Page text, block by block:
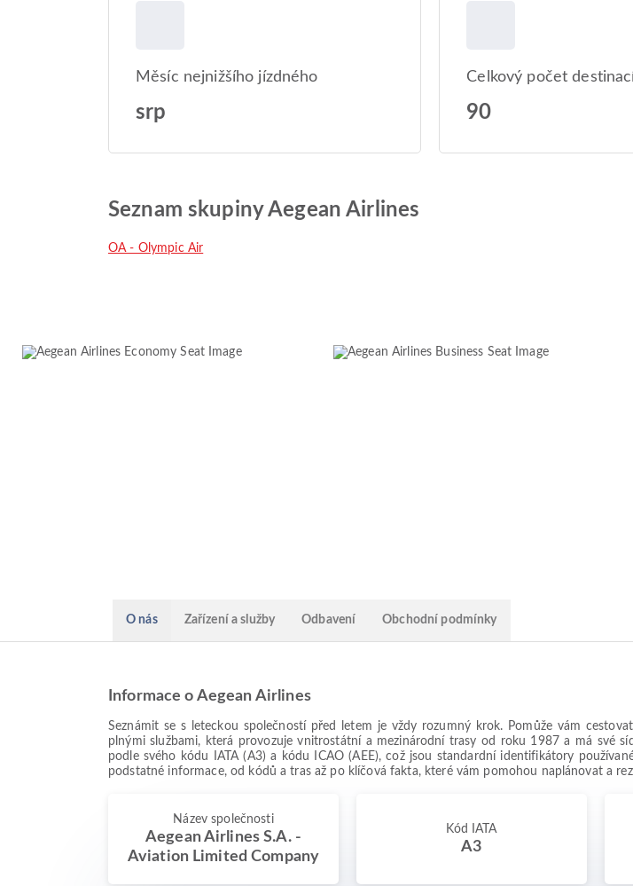
Měsíc nejnižšího jízdného
srp
Celkový počet
90
Seznam skupiny Aegean Airlines
OA - Olympic Air
O nás Zařízení a služby Odbavení Obchodní podmínky
Informace o Aegean Airlines
Seznámit se s leteckou společností před letem je vždy rozumný krok. Pomůže vám
plnými službami, která provozuje vnitrostátní a mezinárodní trasy od roku 1987 a má své
podle svého kódu IATA (A3) a kódu ICAO (AEE), což jsou standardní identifikátory
podstatné informace, od kódů a tras až po klíčová fakta, které vám pomohou naplánovat a
Název společnosti
Aegean Airlines S.A. -
Aviation Limited Company
Kód IATA
A3